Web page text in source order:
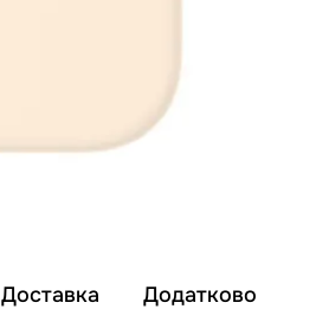
Доставка Додатково